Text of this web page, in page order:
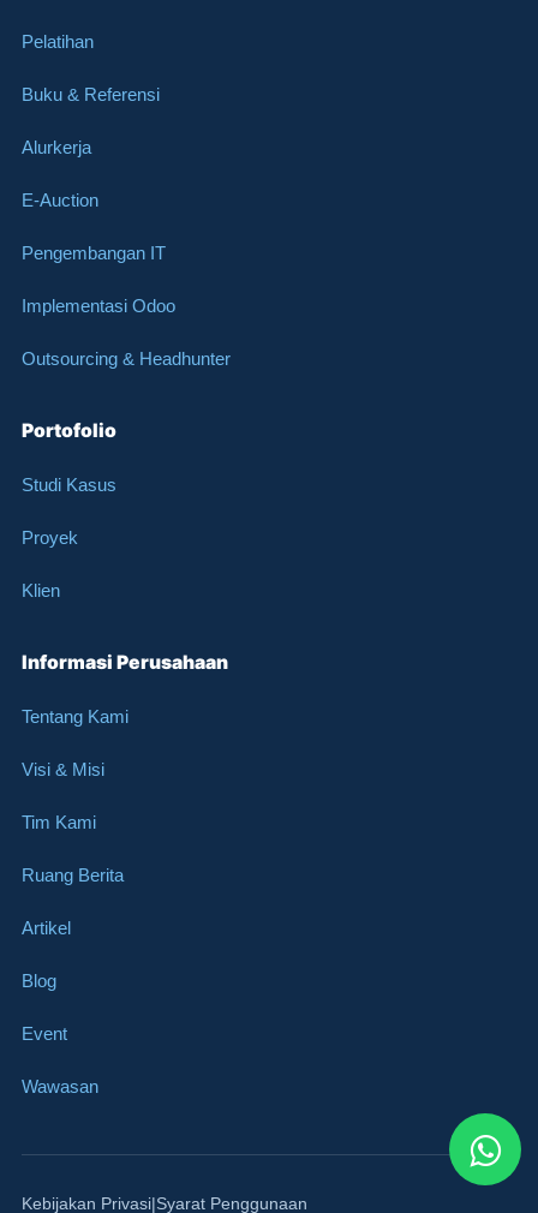
Pelatihan
Buku & Referensi
Alurkerja
E-Auction
Pengembangan IT
Implementasi Odoo
Outsourcing & Headhunter
Portofolio
Studi Kasus
Proyek
Klien
Informasi Perusahaan
Tentang Kami
Visi & Misi
Tim Kami
Ruang Berita
Artikel
Blog
Event
Wawasan
Kebijakan Privasi|Syarat Penggunaan